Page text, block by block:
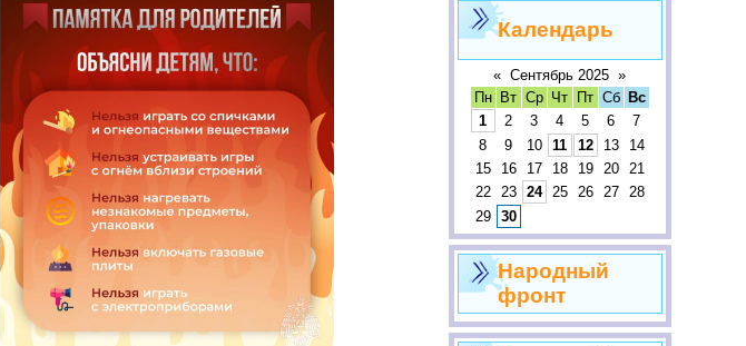
Календарь
« Сентябрь 2025 »
Пн
Вт Ср Чт Пт Сб
Вс
1
2 3 4 5 6
7
8
9 10 11 12 13
14
15
16 17 18 19 20
21
22
23 24 25 26 27
28
29
30
Народный
фронт